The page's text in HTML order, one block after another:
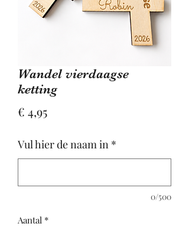
Wandel vierdaagse
ketting
€ 4,95Prijs
Vul hier de naam in *
0/500
Aantal *